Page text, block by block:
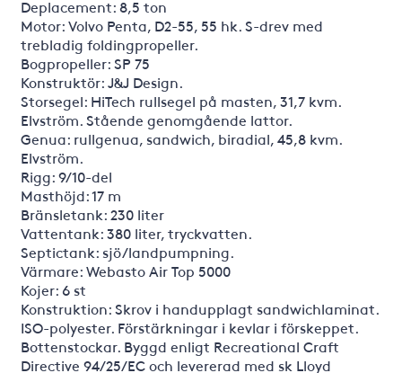
Deplacement: 8,5 ton
Motor: Volvo Penta, D2-55, 55 hk. S-drev med
trebladig foldingpropeller.
Bogpropeller: SP 75
Konstruktör: J&J Design.
Storsegel: HiTech rullsegel på masten, 31,7 kvm.
Elvström. Stående genomgående lattor.
Genua: rullgenua, sandwich, biradial, 45,8 kvm.
Elvström.
Rigg: 9/10-del
Masthöjd: 17 m
Bränsletank: 230 liter
Vattentank: 380 liter, tryckvatten.
Septictank: sjö/landpumpning.
Värmare: Webasto Air Top 5000
Kojer: 6 st
Konstruktion: Skrov i handupplagt sandwichlaminat.
ISO-polyester. Förstärkningar i kevlar i förskeppet.
Bottenstockar. Byggd enligt Recreational Craft
Directive 94/25/EC och levererad med sk Lloyd